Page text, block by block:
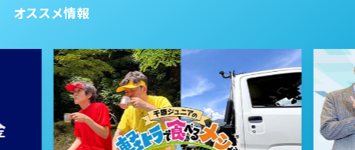
2024年08月21日 放送
第32話
オススメ情報